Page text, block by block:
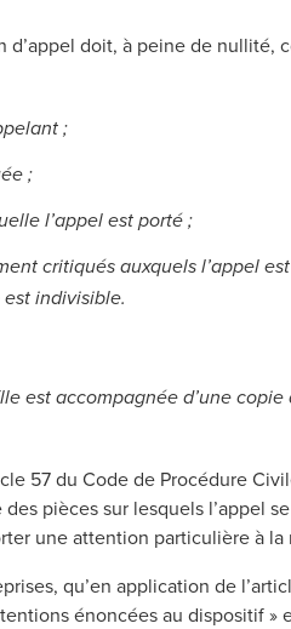
d’appel doit, à peine de nullité,
;
;
l’appel est porté ;
critiqués auxquels l’appel
indivisible.
est accompagnée d’une
57 du Code de Procédure
pièces sur lesquels l’appel
une attention particulière à
qu’en application de
énoncées au dispositif »